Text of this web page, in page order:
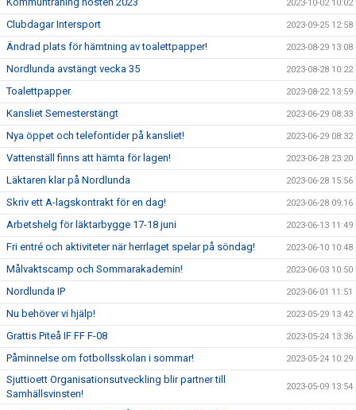
2023-10-02 10:02
Clubdagar Intersport 2023-09-25 12:58
Ändrad plats för hämtning av toalettpapper! 2023-08-29 13:08
Nordlunda avstängt vecka 35 2023-08-28 10:22
Toalettpapper 2023-08-22 13:59
Kansliet Semesterstängt 2023-06-29 08:33
Nya öppet och telefontider på kansliet! 2023-06-29 08:32
Vattenställ finns att hämta för lagen! 2023-06-28 23:20
Läktaren klar på Nordlunda 2023-06-28 15:56
Skriv ett A-lagskontrakt för en dag! 2023-06-28 09:16
Arbetshelg för läktarbygge 17-18 juni 2023-06-13 11:49
Fri entré och aktiviteter när herrlaget spelar på söndag! 2023-06-10 10:48
Målvaktscamp och Sommarakademin! 2023-06-03 10:50
Nordlunda IP 2023-06-01 11:51
Nu behöver vi hjälp! 2023-05-29 13:42
Grattis Piteå IF FF F-08 2023-05-24 13:36
Påminnelse om fotbollsskolan i sommar! 2023-05-24 10:29
Sjuttioett Organisationsutveckling blir partner till
Samhällsvinsten!
2023-05-09 13:54